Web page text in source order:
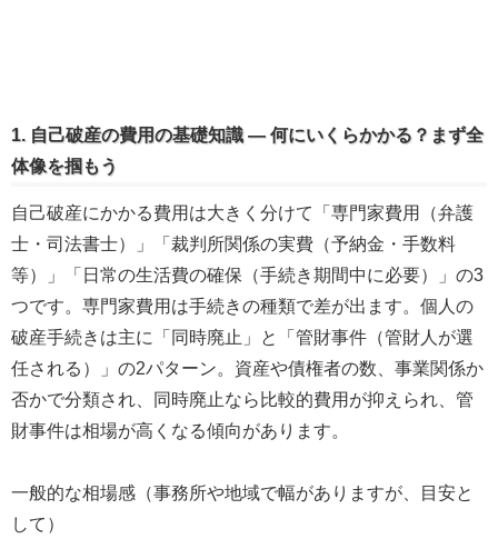
1. 自己破産の費用の基礎知識 — 何にいくらかかる？まず全
体像を掴もう
自己破産にかかる費用は大きく分けて「専門家費用（弁護
士・司法書士）」「裁判所関係の実費（予納金・手数料
等）」「日常の生活費の確保（手続き期間中に必要）」の3
つです。専門家費用は手続きの種類で差が出ます。個人の
破産手続きは主に「同時廃止」と「管財事件（管財人が選
任される）」の2パターン。資産や債権者の数、事業関係か
否かで分類され、同時廃止なら比較的費用が抑えられ、管
財事件は相場が高くなる傾向があります。
一般的な相場感（事務所や地域で幅がありますが、目安と
して）